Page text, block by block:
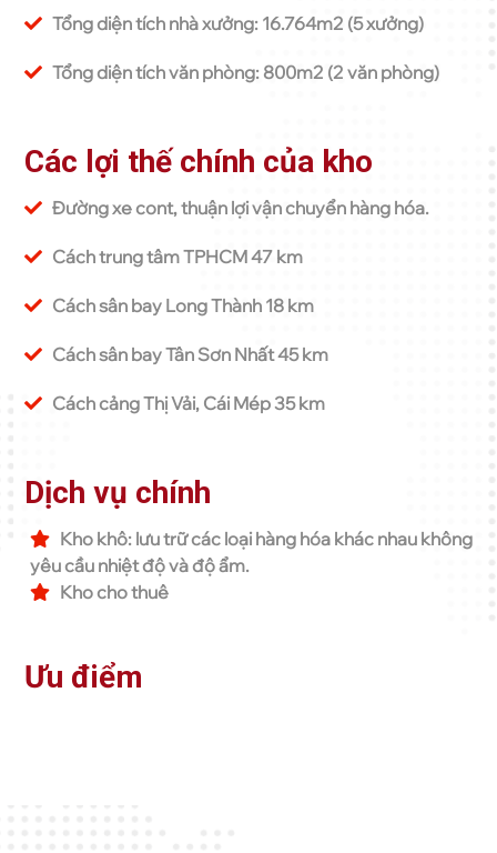
Tổng diện tích nhà xưởng: 16.764m2 (5 xưởng)
Tổng diện tích văn phòng: 800m2 (2 văn phòng)
Các lợi thế chính của kho
Đường xe cont, thuận lợi vận chuyển hàng hóa.
Cách trung tâm TPHCM 47 km
Cách sân bay Long Thành 18 km
Cách sân bay Tân Sơn Nhất 45 km
Cách cảng Thị Vải, Cái Mép 35 km
Dịch vụ chính
Kho khô: lưu trữ các loại hàng hóa khác nhau không
yêu cầu nhiệt độ và độ ẩm.
Kho cho thuê
Ưu điểm